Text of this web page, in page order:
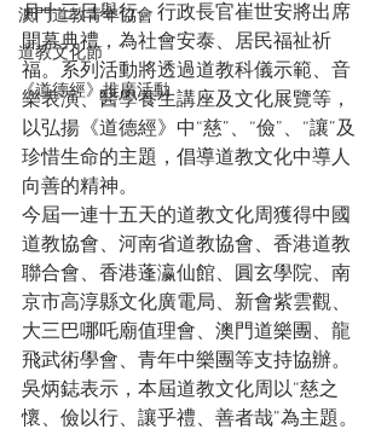
澳門道教青年協會
道教文化節
《道德經》推廣活動
月十三日舉行。行政長官崔世安將出席
開幕典禮，為社會安泰、居民福祉祈
福。系列活動將透過道教科儀示範、音
樂表演、醫學養生講座及文化展覽等，
以弘揚《道德經》中“慈”、“儉”、“讓”及
珍惜生命的主題，倡導道教文化中導人
向善的精神。
今屆一連十五天的道教文化周獲得中國
道教協會、河南省道教協會、香港道教
聯合會、香港蓬瀛仙館、圓玄學院、南
京市高淳縣文化廣電局、新會紫雲觀、
大三巴哪吒廟值理會、澳門道樂團、龍
飛武術學會、青年中樂團等支持協辦。
吳炳鋕表示，本屆道教文化周以“慈之
懷、儉以行、讓乎禮、善者哉”為主題。